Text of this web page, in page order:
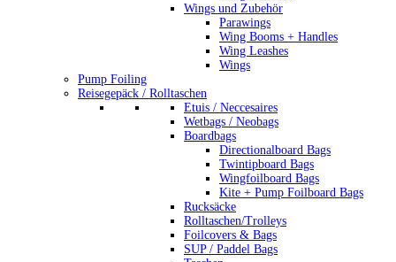
Wings und Zubehör
Parawings
Wing Booms + Handles
Wing Leashes
Wings
Pump Foiling
Reisegepäck / Rolltaschen
Etuis / Neccesaires
Wetbags / Neobags
Boardbags
Directionalboard Bags
Twintipboard Bags
Wingfoilboard Bags
Kite + Pump Foilboard Bags
Rucksäcke
Rolltaschen/Trolleys
Foilcovers & Bags
SUP / Paddel Bags